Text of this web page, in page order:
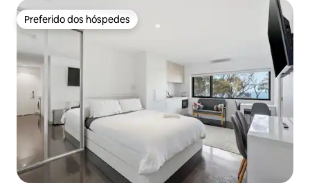
Preferido dos hóspedes
Preferido dos hóspedes